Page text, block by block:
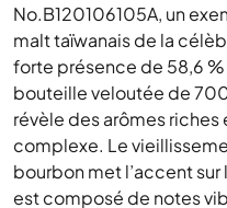
No.B120106105A, un
malt taïwanais de la
forte présence de 58,6
bouteille veloutée de
révèle des arômes
complexe. Le
bourbon met l’accent
est composé de notes